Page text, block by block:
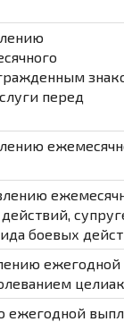
перед
боевых
ежегодной
ежегодной